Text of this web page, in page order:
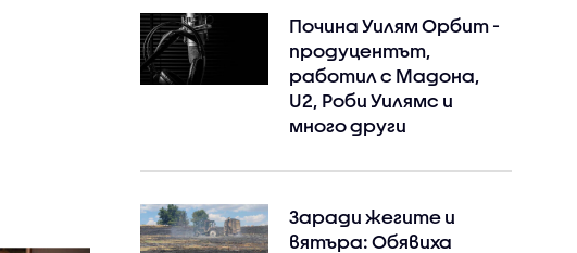
Почина Уилям Орбит -
продуцентът,
работил с Мадона,
U2, Роби Уилямс и
много други
Заради жегите и
вятъра: Обявиха